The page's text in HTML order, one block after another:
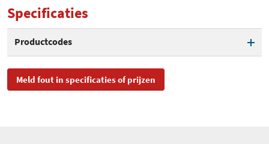
Specificaties
Productcodes
SKU PTA416, PTA416/00
Meld fout in specificaties of prijzen